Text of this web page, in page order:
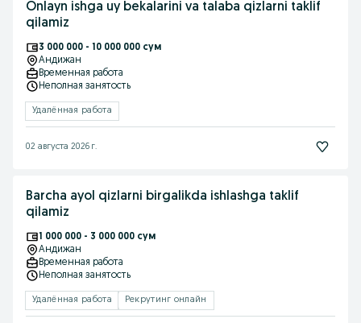
Onlayn ishga uy bekalarini va talaba qizlarni taklif
qilamiz
3 000 000 - 10 000 000 сум
Андижан
Временная работа
Неполная занятость
Удалённая работа
02 августа 2026 г.
Barcha ayol qizlarni birgalikda ishlashga taklif
qilamiz
1 000 000 - 3 000 000 сум
Андижан
Временная работа
Неполная занятость
Удалённая работа Рекрутинг онлайн